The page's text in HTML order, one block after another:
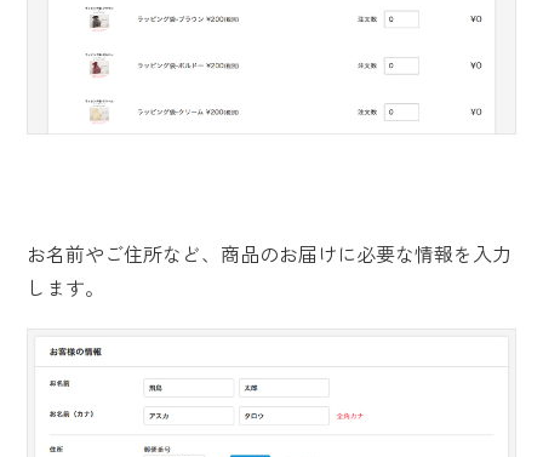
お名前やご住所など、商品のお届けに必要な情報を入力
します。